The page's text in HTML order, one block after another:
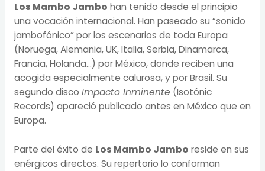
Los Mambo Jambo han tenido desde el principio
una vocación internacional. Han paseado su “sonido
jambofónico” por los escenarios de toda Europa
(Noruega, Alemania, UK, Italia, Serbia, Dinamarca,
Francia, Holanda…) por México, donde reciben una
acogida especialmente calurosa, y por Brasil. Su
segundo disco Impacto Inminente (Isotónic
Records) apareció publicado antes en México que en
Europa.
Parte del éxito de Los Mambo Jambo reside en sus
enérgicos directos. Su repertorio lo conforman